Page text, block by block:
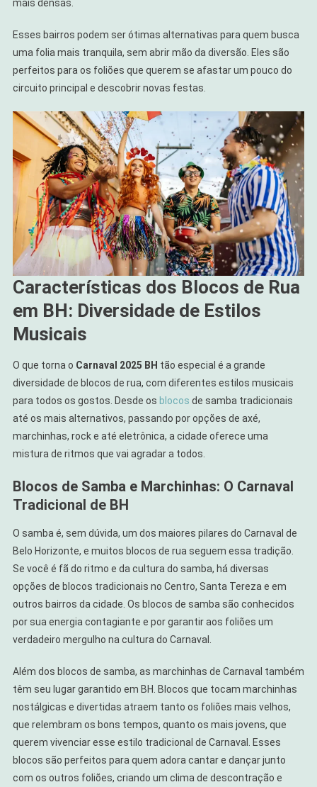
mais densas.
Esses bairros podem ser ótimas alternativas para quem busca
uma folia mais tranquila, sem abrir mão da diversão. Eles são
perfeitos para os foliões que querem se afastar um pouco do
circuito principal e descobrir novas festas.
Características dos Blocos de Rua
em BH: Diversidade de Estilos
Musicais
O que torna o Carnaval 2025 BH tão especial é a grande
diversidade de blocos de rua, com diferentes estilos musicais
para todos os gostos. Desde os blocos de samba tradicionais
até os mais alternativos, passando por opções de axé,
marchinhas, rock e até eletrônica, a cidade oferece uma
mistura de ritmos que vai agradar a todos.
Blocos de Samba e Marchinhas: O Carnaval
Tradicional de BH
O samba é, sem dúvida, um dos maiores pilares do Carnaval de
Belo Horizonte, e muitos blocos de rua seguem essa tradição.
Se você é fã do ritmo e da cultura do samba, há diversas
opções de blocos tradicionais no Centro, Santa Tereza e em
outros bairros da cidade. Os blocos de samba são conhecidos
por sua energia contagiante e por garantir aos foliões um
verdadeiro mergulho na cultura do Carnaval.
Além dos blocos de samba, as marchinhas de Carnaval também
têm seu lugar garantido em BH. Blocos que tocam marchinhas
nostálgicas e divertidas atraem tanto os foliões mais velhos,
que relembram os bons tempos, quanto os mais jovens, que
querem vivenciar esse estilo tradicional de Carnaval. Esses
blocos são perfeitos para quem adora cantar e dançar junto
com os outros foliões, criando um clima de descontração e